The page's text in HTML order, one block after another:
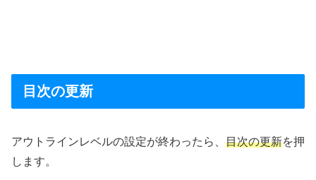
目次の更新
アウトラインレベルの設定が終わったら、 目次の更新を押
します。